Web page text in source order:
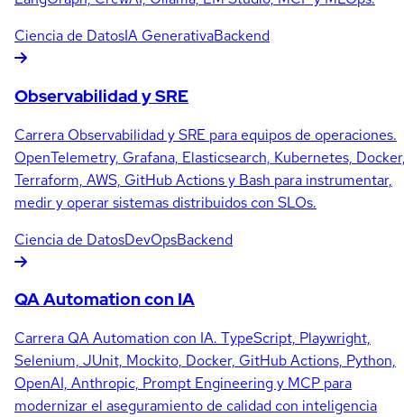
Ciencia de DatosIA GenerativaBackend
Observabilidad y SRE
Carrera Observabilidad y SRE para equipos de operaciones.
OpenTelemetry, Grafana, Elasticsearch, Kubernetes,
Terraform, AWS, GitHub Actions y Bash para instrumentar,
medir y operar sistemas distribuidos con SLOs.
Ciencia de DatosDevOpsBackend
QA Automation con IA
Carrera QA Automation con IA. TypeScript, Playwright,
Selenium, JUnit, Mockito, Docker, GitHub Actions, Python,
OpenAI, Anthropic, Prompt Engineering y MCP para
modernizar el aseguramiento de calidad con inteligencia